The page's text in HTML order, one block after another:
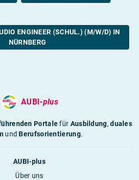
ENGINEER (SCHUL.) (M/W/D) IN
NÜRNBERG
AUBI-plus
Portalefür Ausbildung,duales
undBerufsorientierung.
AUBI-plus
Über uns